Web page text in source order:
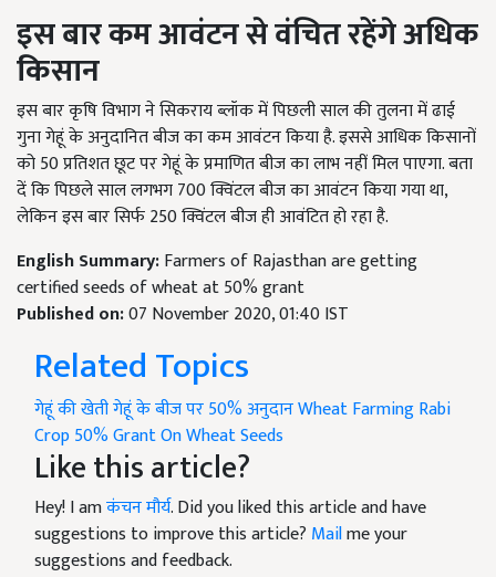
इस बार कम आवंटन से वंचित रहेंगे अधिक
किसान
इस बार कृषि विभाग ने सिकराय ब्लॉक में पिछली साल की तुलना में ढाई
गुना गेहूं के अनुदानित बीज का कम आवंटन किया है. इससे आधिक किसानों
को 50 प्रतिशत छूट पर गेहूं के प्रमाणित बीज का लाभ नहीं मिल पाएगा. बता
दें कि पिछले साल लगभग 700 क्विंटल बीज का आवंटन किया गया था,
लेकिन इस बार सिर्फ 250 क्विंटल बीज ही आवंटित हो रहा है.
English Summary:Farmers of Rajasthan are getting
certified seeds of wheat at 50% grant
Published on:07 November 2020, 01:40 IST
Related Topics
गेहूं की खेतीगेहूं के बीज पर 50% अनुदानWheat FarmingRabi
Crop50% Grant On Wheat Seeds
Like this article?
Hey! I amकंचन मौर्य. Did you liked this article and have
suggestions to improve this article? Mailme your
suggestions and feedback.